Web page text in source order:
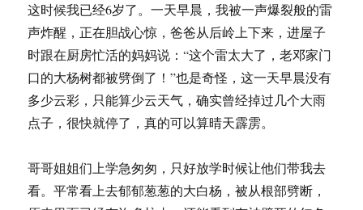
这时候我已经6岁了。一天早晨，我被一声爆裂般的雷
声炸醒，正在胆战心惊，爸爸从后岭上下来，进屋子
时跟在厨房忙活的妈妈说：“这个雷太大了，老邓家门
口的大杨树都被劈倒了！”也是奇怪，这一天早晨没有
多少云彩，只能算少云天气，确实曾经掉过几个大雨
点子，很快就停了，真的可以算晴天霹雳。
哥哥姐姐们上学急匆匆，只好放学时候让他们带我去
看。平常看上去郁郁葱葱的大白杨，被从根部劈断，